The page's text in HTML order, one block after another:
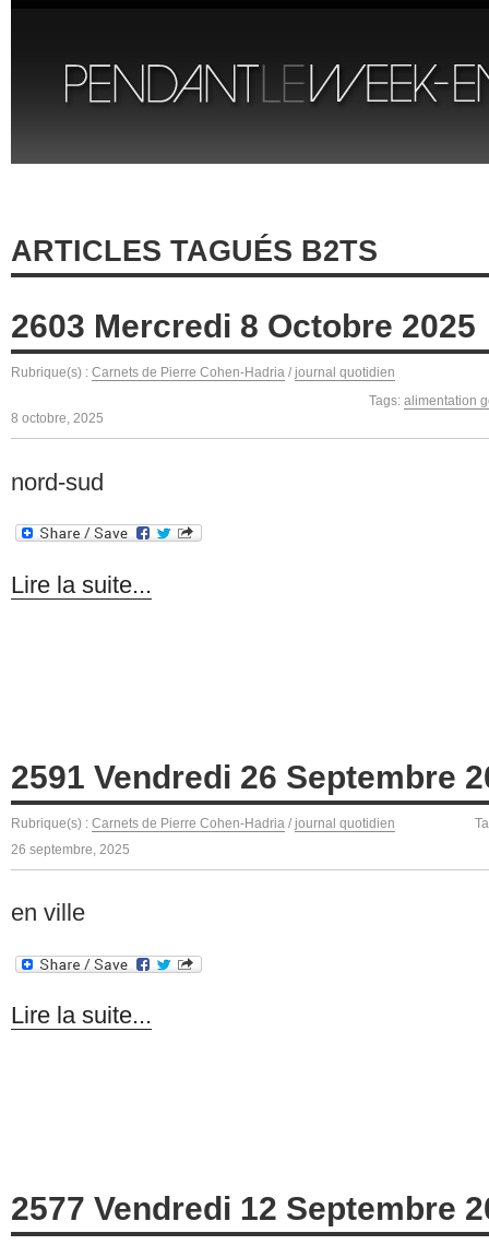
ARTICLES TAGUÉS B2TS
2603 Mercredi 8 Octobre 2025
Rubrique(s) : Carnets de Pierre Cohen-Hadria / journal quotidien
Tags: alimentation
8 octobre, 2025
nord-sud
Lire la suite...
2591 Vendredi 26 Septembre
Rubrique(s) : Carnets de Pierre Cohen-Hadria / journal quotidien
26 septembre, 2025
en ville
Lire la suite...
2577 Vendredi 12 Septembre